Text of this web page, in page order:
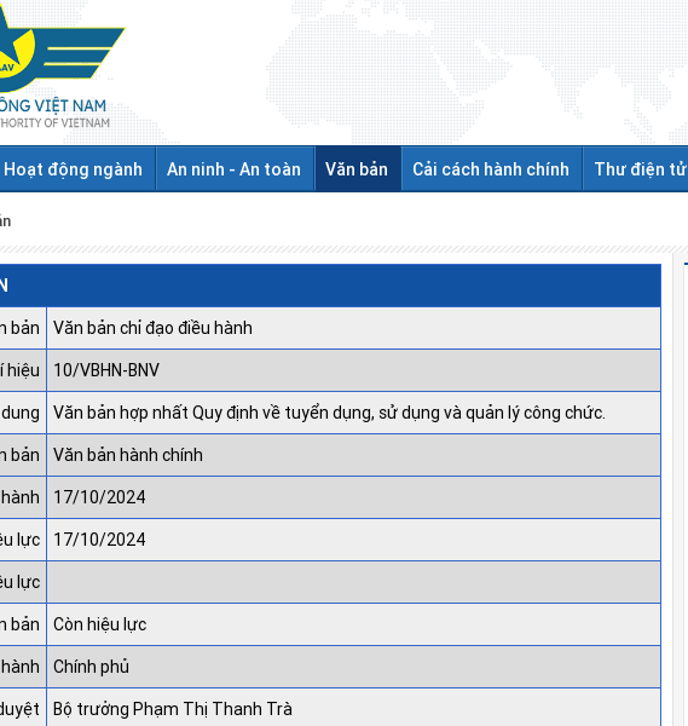
Hoạt động ngành An ninh - An toàn Văn bản Cải cách hành chính Thư điện tử
bản
Văn bản chỉ đạo điều hành
hiệu
10/VBHN-BNV
Văn bản hợp nhất Quy định về tuyển dụng, sử dụng và quản lý công chức.
bản
Văn bản hành chính
17/10/2024
lực
17/10/2024
lực
bản
Còn hiệu lực
Chính phủ
Bộ trưởng Phạm Thị Thanh Trà